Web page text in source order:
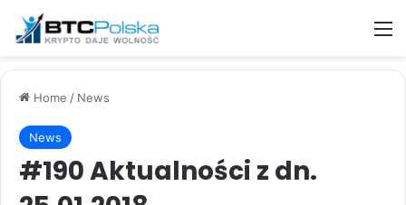
Home / News
News
#190 Aktualności z dn.